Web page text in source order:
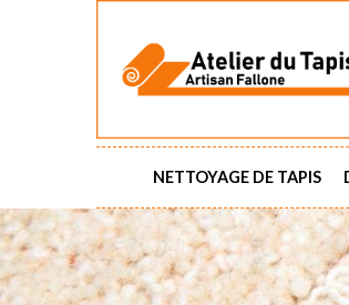
NETTOYAGE DE TAPIS